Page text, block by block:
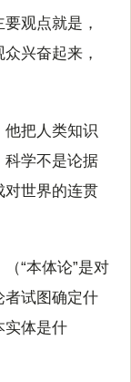
观点就是，
兴奋起来，
把人类知识
科学不是论据
对世界的连贯
“本体论”是对
者试图确定什
实体是什